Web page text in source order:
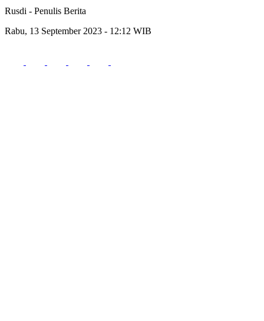
Rusdi - Penulis Berita
Rabu, 13 September 2023 - 12:12 WIB